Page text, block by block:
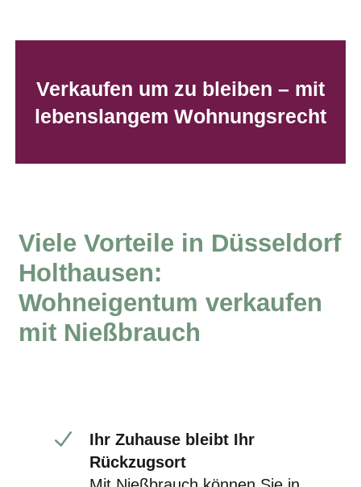
Verkaufen um zu bleiben – mit
lebenslangem Wohnungsrecht
Viele Vorteile in Düsseldorf
Holthausen:
Wohneigentum verkaufen
mit Nießbrauch
Ihr Zuhause bleibt Ihr
Rückzugsort